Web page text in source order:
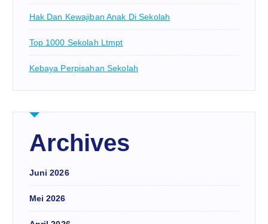
Hak Dan Kewajiban Anak Di Sekolah
Top 1000 Sekolah Ltmpt
Kebaya Perpisahan Sekolah
Archives
Juni 2026
Mei 2026